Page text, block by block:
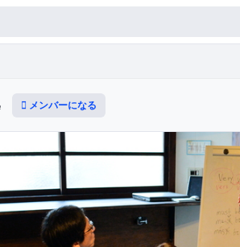
メンバーになる